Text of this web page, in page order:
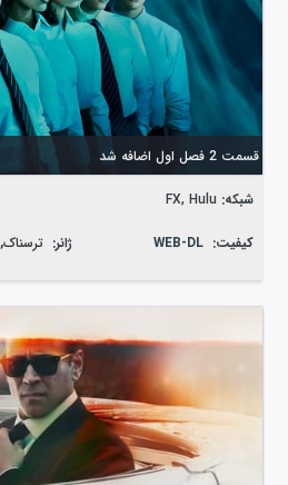
قسمت 2 فصل اول اضافه شد
شبکه: FX, Hulu
کیفیت: WEB-DL ژانر: ترسناک,